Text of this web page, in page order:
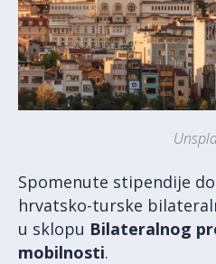
Spomenute stipendije
hrvatsko-turske
u sklopu Bilateralnog
mobilnosti.